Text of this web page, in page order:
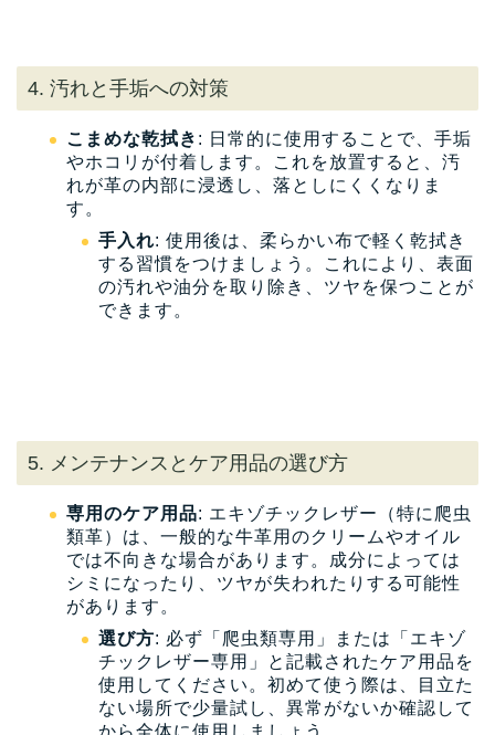
4. 汚れと手垢への対策
こまめな乾拭き : 日常的に使用することで、手垢
やホコリが付着します。これを放置すると、汚
れが革の内部に浸透し、落としにくくなりま
す。
手入れ: 使用後は、柔らかい布で軽く乾拭き
する習慣をつけましょう。これにより、表面
の汚れや油分を取り除き、ツヤを保つことが
できます。
5. メンテナンスとケア用品の選び方
専用のケア用品: エキゾチックレザー（特に爬虫
類革）は、一般的な牛革用のクリームやオイル
では不向きな場合があります。成分によっては
シミになったり、ツヤが失われたりする可能性
があります。
選び方: 必ず「爬虫類専用」または「エキゾ
チックレザー専用」と記載されたケア用品を
使用してください。初めて使う際は、目立た
ない場所で少量試し、異常がないか確認して
から全体に使用しましょう。